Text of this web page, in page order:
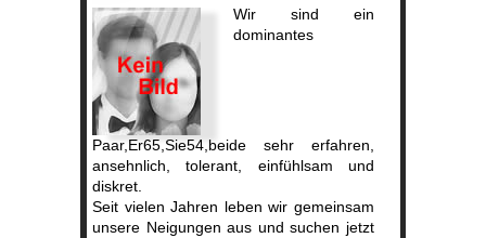
Wir sind ein
dominantes
Paar,Er65,Sie54,beide sehr erfahren,
ansehnlich, tolerant, einfühlsam und
diskret.
Seit vielen Jahren leben wir gemeinsam
unsere Neigungen aus und suchen jetzt